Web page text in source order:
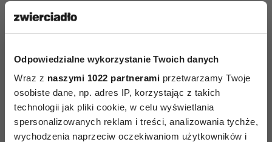
Odpowiedzialne wykorzystanie Twoich danych
Wraz z naszymi 1022 partnerami przetwarzamy Twoje
osobiste dane, np. adres IP, korzystając z takich
technologii jak pliki cookie, w celu wyświetlania
spersonalizowanych reklam i treści, analizowania tychże,
wychodzenia naprzeciw oczekiwaniom użytkowników i
Tymczasem inna grupa polityków jest
przekonana, że w ten sposób „sprzedajemy się”
obcej kulturze i rzekomo wyzbywamy
tradycyjnych polskich swobód sarmackich,
wchodzą w tę grę na zasadzie buntu, piętnując